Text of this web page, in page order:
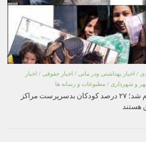
/ اخبار بهداشتی ودر مانی / اخبار حقوقی / اخبار
و شهرداری / مطبوعات و رسانه ها
در گفت‌وگو با ایرنا اعلام شد؛ ۲۷ درصد کودکان بدسرپرست مراکز
هستند